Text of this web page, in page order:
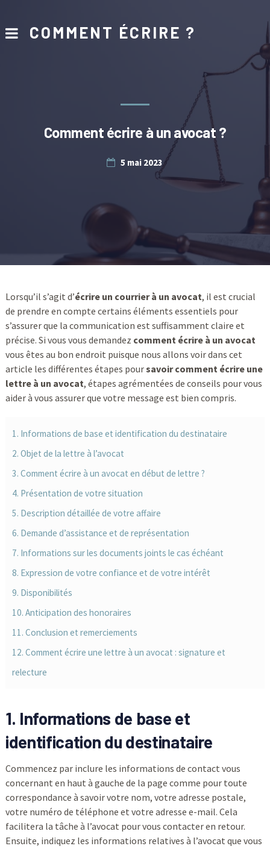
COMMENT ÉCRIRE ?
Comment écrire à un avocat ?
5 mai 2023
Lorsqu’il s’agit d’écrire un courrier à un avocat, il est crucial
de prendre en compte certains éléments essentiels pour
s’assurer que la communication est suffisamment claire et
précise. Si vous vous demandez comment écrire à un avocat
vous êtes au bon endroit puisque nous allons voir dans cet
article les différentes étapes poursavoir comment écrire une
lettre à un avocat, étapes agrémentées de conseils pour vous
aider à vous assurer que votre message est bien compris.
1. Informations de base et identification du destinataire
2. Objet de la lettre à l’avocat
3. Comment écrire à un avocat en début de lettre ?
4. Présentation de votre situation
5. Description détaillée de votre affaire
6. Demande d’assistance et de représentation
7. Informations sur les documents joints le cas échéant
8. Expression de votre confiance et de votre intérêt
9. Disponibilités
10. Anticipation des honoraires
11. Conclusion et remerciements
12. Comment écrire une lettre à un avocat : signature et
relecture
1. Informations de base et
identification du destinataire
Commencez par inclure les informations de contact vous
concernant en haut à gauche de la page comme pour toute
correspondance à savoir votre nom, votre adresse postale,
votre numéro de téléphone et votre adresse e-mail. Cela
facilitera la tâche à l’avocat pour vous contacter en retour.
Ensuite, indiquez les informations relatives à l’avocat que vous